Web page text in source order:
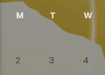
M T W
2
3 4